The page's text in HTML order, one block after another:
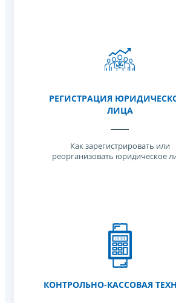
РЕГИСТРАЦИЯ
ЛИЦА
Как зарегистрировать или
реорганизовать юридическое
КОНТРОЛЬНО-КАССОВАЯ